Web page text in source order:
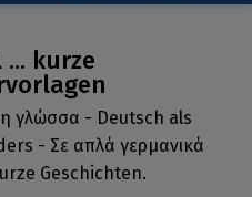
kurze
γλώσσα - Deutsch als
- Σε απλά γερμανικά
Geschichten.